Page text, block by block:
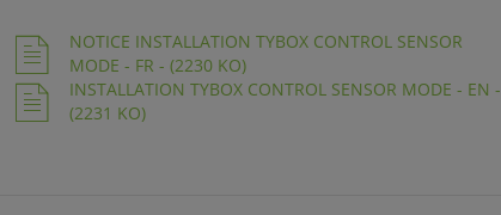
NOTICE INSTALLATION TYBOX CONTROL SENSOR
MODE - FR - (2230 KO)
INSTALLATION TYBOX CONTROL SENSOR MODE - EN -
(2231 KO)